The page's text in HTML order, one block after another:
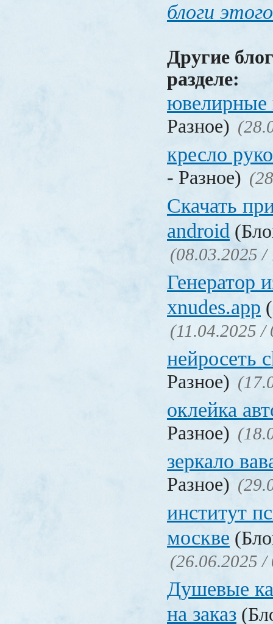
блоги
Другие
разделе:
ювелирные
Разное)
кресло
- Разное)
Скачать
android
(08.03.2025 /
Генератор
xnudes.app
(11.04.2025 /
нейросеть
Разное)
оклейка
Разное)
зеркало
Разное)
институт
москве
(26.06.2025 /
Душевые
на заказ